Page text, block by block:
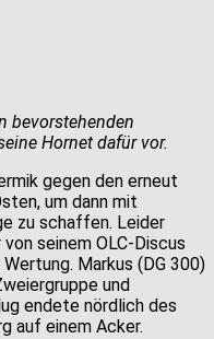
bevorstehenden
Hornet dafür vor.
gegen den erneut
um dann mit
zu schaffen. Leider
seinem OLC-Discus
Markus (DG 300)
und
endete nördlich des
auf einem Acker.